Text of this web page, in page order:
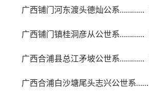
广西铺门河东渡头德灿公系…………
广西铺门镇桂洞彦从公世系…………
广西合浦县总江矛坡公世系…………
广西合浦白沙塘尾头志兴公世系……